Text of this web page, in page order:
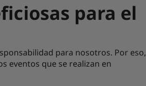
para el
para nosotros. Por eso,
eventos que se realizan en